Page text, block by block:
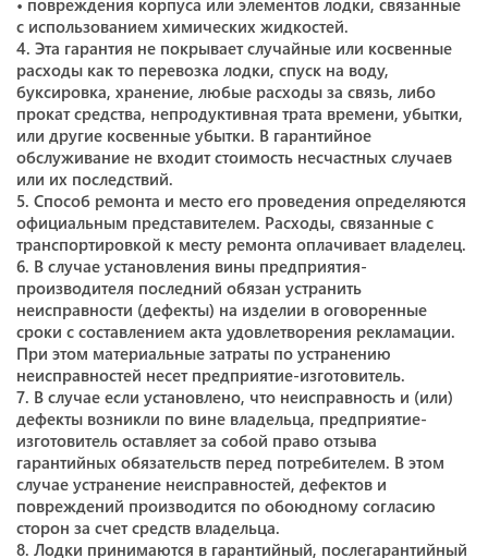
• повреждения корпуса или элементов лодки, связанные
с использованием химических жидкостей.
4. Эта гарантия не покрывает случайные или косвенные
расходы как то перевозка лодки, спуск на воду,
буксировка, хранение, любые расходы за связь, либо
прокат средства, непродуктивная трата времени, убытки,
или другие косвенные убытки. В гарантийное
обслуживание не входит стоимость несчастных случаев
или их последствий.
5. Способ ремонта и место его проведения определяются
официальным представителем. Расходы, связанные с
транспортировкой к месту ремонта оплачивает владелец.
6. В случае установления вины предприятия-
производителя последний обязан устранить
неисправности (дефекты) на изделии в оговоренные
сроки с составлением акта удовлетворения рекламации.
При этом материальные затраты по устранению
неисправностей несет предприятие-изготовитель.
7. В случае если установлено, что неисправность и (или)
дефекты возникли по вине владельца, предприятие-
изготовитель оставляет за собой право отзыва
гарантийных обязательств перед потребителем. В этом
случае устранение неисправностей, дефектов и
повреждений производится по обоюдному согласию
сторон за счет средств владельца.
8. Лодки принимаются в гарантийный, послегарантийный